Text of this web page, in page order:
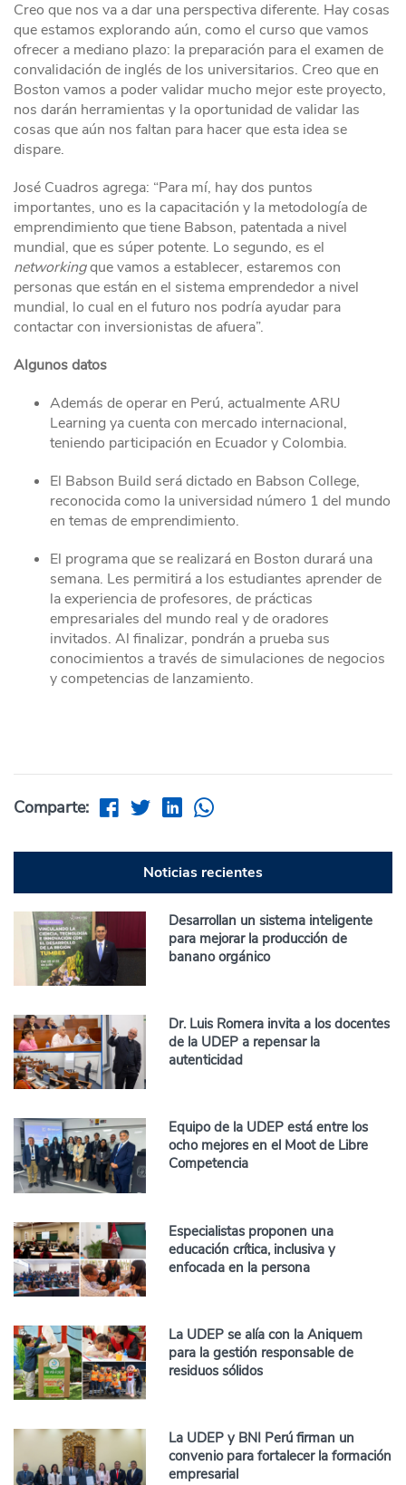
Creo que nos va a dar una perspectiva diferente. Hay cosas
que estamos explorando aún, como el curso que vamos
ofrecer a mediano plazo: la preparación para el examen de
convalidación de inglés de los universitarios. Creo que en
Boston vamos a poder validar mucho mejor este proyecto,
nos darán herramientas y la oportunidad de validar las
cosas que aún nos faltan para hacer que esta idea se
dispare.
José Cuadros agrega: “Para mí, hay dos puntos
importantes, uno es la capacitación y la metodología de
emprendimiento que tiene Babson, patentada a nivel
mundial, que es súper potente. Lo segundo, es el
networkingque vamos a establecer, estaremos con
personas que están en el sistema emprendedor a nivel
mundial, lo cual en el futuro nos podría ayudar para
contactar con inversionistas de afuera”.
Algunos datos
Además de operar en Perú, actualmente ARU
Learning ya cuenta con mercado internacional,
teniendo participación en Ecuador y Colombia.
El Babson Build será dictado en Babson College,
reconocida como la universidad número 1 del mundo
en temas de emprendimiento.
El programa que se realizará en Boston durará una
semana. Les permitirá a los estudiantes aprender de
la experiencia de profesores, de prácticas
empresariales del mundo real y de oradores
invitados. Al finalizar, pondrán a prueba sus
conocimientos a través de simulaciones de negocios
y competencias de lanzamiento.
Comparte:
Noticias recientes
Desarrollan un sistema inteligente
para mejorar la producción de
banano orgánico
Dr. Luis Romera invita a los docentes
de la UDEP a repensar la
autenticidad
Equipo de la UDEP está entre los
ocho mejores en el Moot de Libre
Competencia
Especialistas proponen una
educación crítica, inclusiva y
enfocada en la persona
La UDEP se alía con la Aniquem
para la gestión responsable de
residuos sólidos
La UDEP y BNI Perú firman un
convenio para fortalecer la formación
empresarial